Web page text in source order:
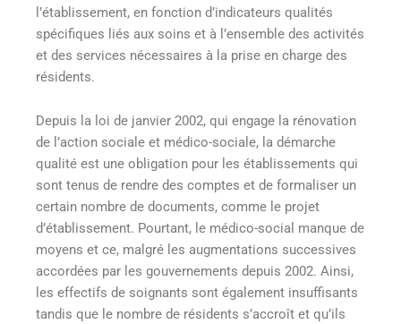
l’établissement, en fonction d’indicateurs qualités
spécifiques liés aux soins et à l’ensemble des activités
et des services nécessaires à la prise en charge des
résidents.
Depuis la loi de janvier 2002, qui engage la rénovation
de l’action sociale et médico-sociale, la démarche
qualité est une obligation pour les établissements qui
sont tenus de rendre des comptes et de formaliser un
certain nombre de documents, comme le projet
d’établissement. Pourtant, le médico-social manque de
moyens et ce, malgré les augmentations successives
accordées par les gouvernements depuis 2002. Ainsi,
les effectifs de soignants sont également insuffisants
tandis que le nombre de résidents s’accroît et qu’ils